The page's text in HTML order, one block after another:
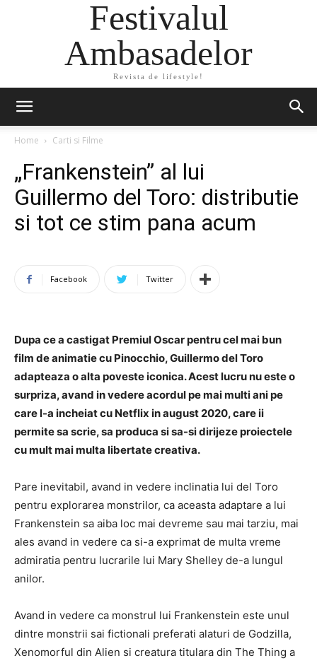
Festivalul
Ambasadelor
Revista de lifestyle!
Home Carti si Filme
„Frankenstein” al lui
Guillermo del Toro: distributie
si tot ce stim pana acum
Facebook Twitter
Dupa ce a castigat Premiul Oscar pentru cel mai bun
film de animatie cu Pinocchio, Guillermo del Toro
adapteaza o alta poveste iconica. Acest lucru nu este o
surpriza, avand in vedere acordul pe mai multi ani pe
care l-a incheiat cu Netflix in august 2020, care ii
permite sa scrie, sa produca si sa-si dirijeze proiectele
cu mult mai multa libertate creativa.
Pare inevitabil, avand in vedere inclinatia lui del Toro
pentru explorarea monstrilor, ca aceasta adaptare a lui
Frankenstein sa aiba loc mai devreme sau mai tarziu, mai
ales avand in vedere ca si-a exprimat de multa vreme
admiratia pentru lucrarile lui Mary Shelley de-a lungul
anilor.
Avand in vedere ca monstrul lui Frankenstein este unul
dintre monstrii sai fictionali preferati alaturi de Godzilla,
Xenomorful din Alien si creatura titulara din The Thing a